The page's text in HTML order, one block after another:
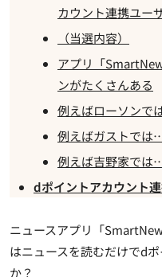
カウント連携ユー
（当選内容）
アプリ「
ンがたくさんある
例えばローソンで
例えばガストでは
例えば吉野家では
dポイントアカウント
ニュースアプリ「
はニュースを読むだけでd
か？